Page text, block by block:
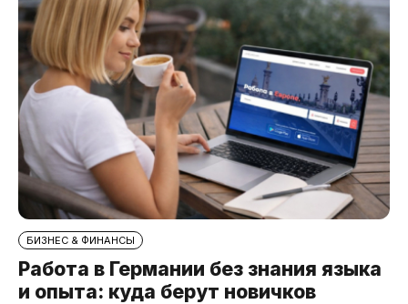
БИЗНЕС & ФИНАНСЫ
Работа в Германии без знания языка
и опыта: куда берут новичков